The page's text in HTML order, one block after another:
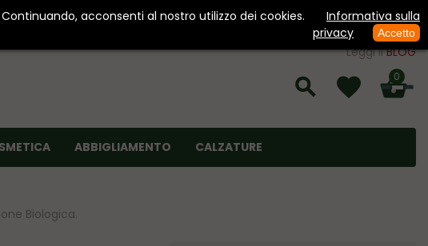
Leggi ilBLOG
0
ABBIGLIAMENTO CALZATURE
Biologica.
acconsenti al nostro utilizzo dei cookies.
Informativa sulla
privacy
Accetto